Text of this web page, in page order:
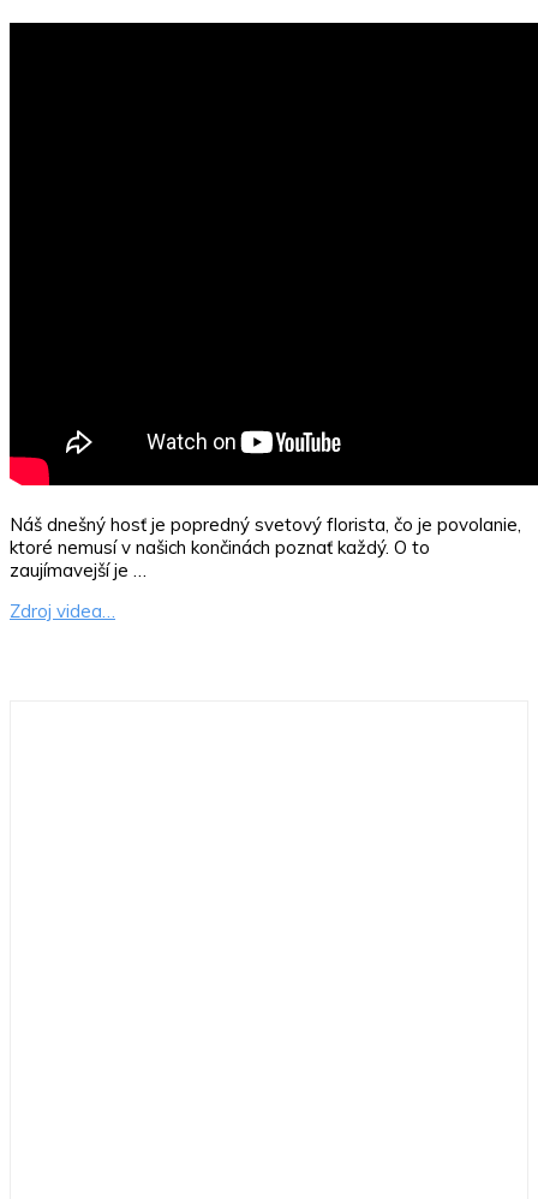
Náš dnešný hosť je popredný svetový florista, čo je povolanie,
ktoré nemusí v našich končinách poznať každý. O to
zaujímavejší je …
Zdroj videa…